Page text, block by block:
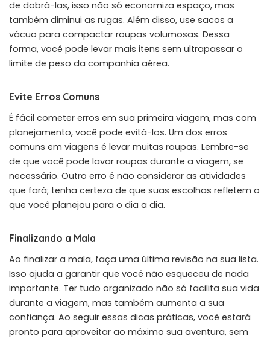
de dobrá-las, isso não só economiza espaço, mas
também diminui as rugas. Além disso, use sacos a
vácuo para compactar roupas volumosas. Dessa
forma, você pode levar mais itens sem ultrapassar o
limite de peso da companhia aérea.
Evite Erros Comuns
É fácil cometer erros em sua primeira viagem, mas com
planejamento, você pode evitá-los. Um dos erros
comuns em viagens é levar muitas roupas. Lembre-se
de que você pode lavar roupas durante a viagem, se
necessário. Outro erro é não considerar as atividades
que fará; tenha certeza de que suas escolhas refletem o
que você planejou para o dia a dia.
Finalizando a Mala
Ao finalizar a mala, faça uma última revisão na sua lista.
Isso ajuda a garantir que você não esqueceu de nada
importante. Ter tudo organizado não só facilita sua vida
durante a viagem, mas também aumenta a sua
confiança. Ao seguir essas dicas práticas, você estará
pronto para aproveitar ao máximo sua aventura, sem